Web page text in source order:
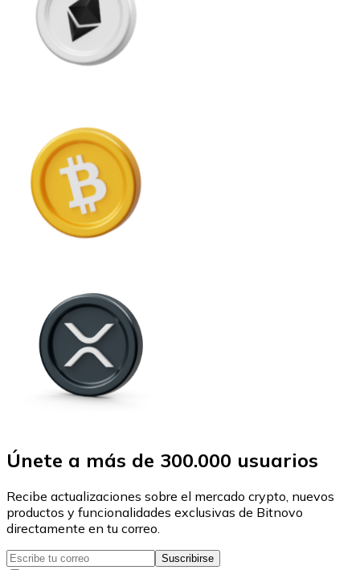
Únete a más de 300.000 usuarios
Recibe actualizaciones sobre el mercado crypto, nuevos
productos y funcionalidades exclusivas de Bitnovo
directamente en tu correo.
Suscribirse